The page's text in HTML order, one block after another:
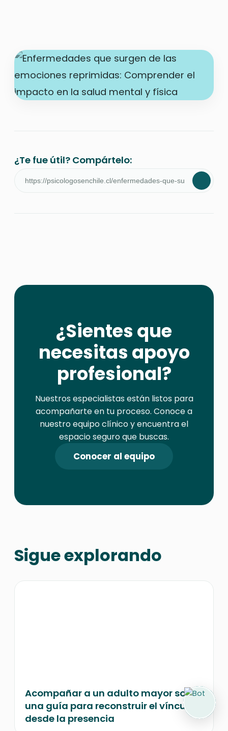
¿Te fue útil? Compártelo:
¿Sientes que
necesitas apoyo
profesional?
Nuestros especialistas están listos para
acompañarte en tu proceso. Conoce a
nuestro equipo clínico y encuentra el
espacio seguro que buscas.
Conocer al equipo
Sigue explorando
Acompañar a un adulto mayor solo:
una guía para reconstruir el vínculo
desde la presencia